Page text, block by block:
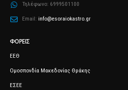
Τηλέφωνο: 6999501100
Email: info@esoraiokastro.gr
ΦΟΡΕΊΣ
ΕΕΘ
Ομοσπονδία Μακεδονίας Θράκης
ΕΣΕΕ